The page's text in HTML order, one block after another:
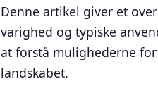
Denne artikel giver et
varighed og typiske
at forstå mulighederne
landskabet.